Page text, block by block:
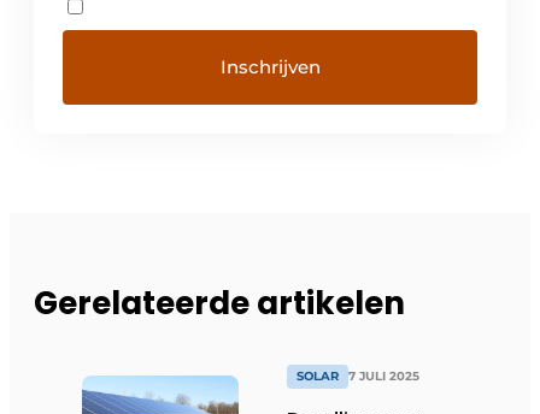
Gerelateerde artikelen
SOLAR 7 JULI 2025